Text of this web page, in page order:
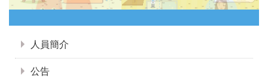
人員簡介
公告